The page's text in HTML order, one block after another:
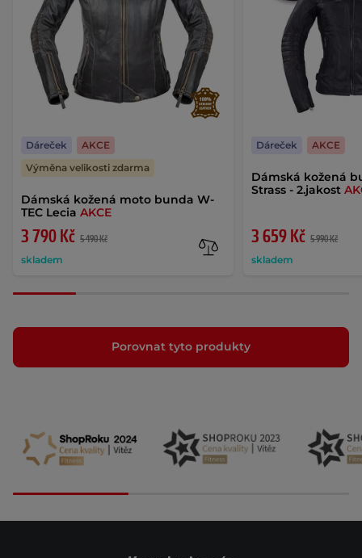
Dámská kožená moto bunda W-
TEC Lecia AKCE
3 790 Kč 5 490 Kč
skladem
Dáreček
AKCE
Výměna velikosti zdarma
Dámská kožená
Strass - 2.jakost
3 659 Kč 5 990 Kč
skladem
Dáreček AKCE
Porovnat tyto produkty